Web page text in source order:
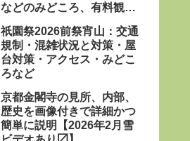
などのみどころ、有料観覧
などを網羅
祇園祭2026前祭宵山：交通
規制・混雑状況と対策・屋
台対策・アクセス・みどこ
ろなど
京都金閣寺の見所、内部、
歴史を画像付きで詳細かつ
簡単に説明【2026年2月雪